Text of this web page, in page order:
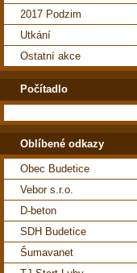
2017 Podzim
Utkání
Ostatní akce
Počítadlo
Oblíbené odkazy
Obec Budetice
Vebor s.r.o.
D-beton
SDH Budetice
Šumavanet